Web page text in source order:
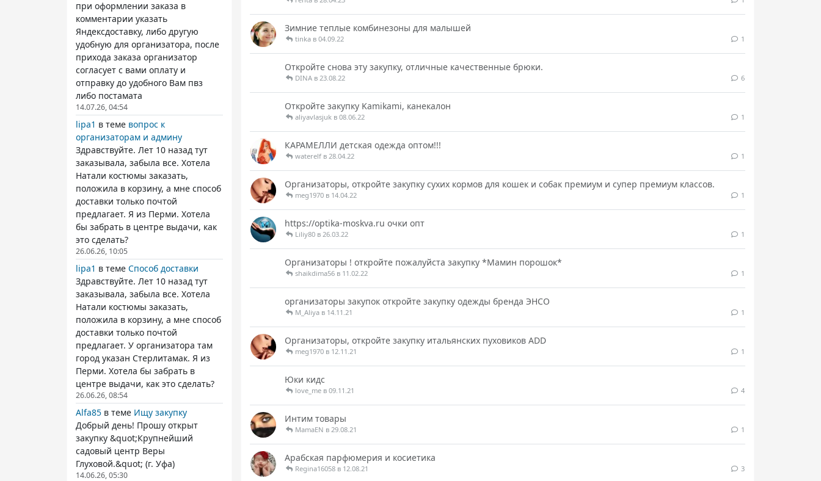
при оформлении заказа в
комментарии указать
Яндексдоставку, либо другую
удобную для организатора, после
прихода заказа организатор
согласует с вами оплату и
отправку до удобного Вам пвз
либо постамата
14.07.26, 04:54
lipa1 в теме вопрос к
организаторам и админу
Здравствуйте. Лет 10 назад тут
заказывала, забыла все. Хотела
Натали костюмы заказать,
положила в корзину, а мне способ
доставки только почтой
предлагает. Я из Перми. Хотела
бы забрать в центре выдачи, как
это сделать?
26.06.26, 10:05
lipa1 в теме Способ доставки
Здравствуйте. Лет 10 назад тут
заказывала, забыла все. Хотела
Натали костюмы заказать,
положила в корзину, а мне способ
доставки только почтой
предлагает. У организатора там
город указан Стерлитамак. Я из
Перми. Хотела бы забрать в
центре выдачи, как это сделать?
26.06.26, 08:54
Alfa85 в теме Ищу закупку
Добрый день! Прошу открыт
закупку &quot;Крупнейший
садовый центр Веры
Глуховой.&quot; (г. Уфа)
14.06.26, 05:30
Зимние теплые комбинезоны для малышей
tinka в 04.09.22 1
Откройте снова эту закупку, отличные качественные брюки.
DINA в 23.08.22 6
Откройте закупку Kamikami, канекалон
aliyavlasjuk в 08.06.22 1
КАРАМЕЛЛИ детская одежда оптом!!!
waterelf в 28.04.22 1
Организаторы, откройте закупку сухих кормов для кошек и собак премиум и супер премиум классов.
meg1970 в 14.04.22 1
https://optika-moskva.ru очки опт
Liliy80 в 26.03.22 1
Организаторы ! откройте пожалуйста закупку *Мамин порошок*
shaikdima56 в 11.02.22 1
организаторы закупок откройте закупку одежды бренда ЭНСО
M_Aliya в 14.11.21 1
Организаторы, откройте закупку итальянских пуховиков ADD
meg1970 в 12.11.21 1
Юки кидс
love_me в 09.11.21 4
Интим товары
MamaEN в 29.08.21 1
Арабская парфюмерия и косиетика
Regina16058 в 12.08.21 3